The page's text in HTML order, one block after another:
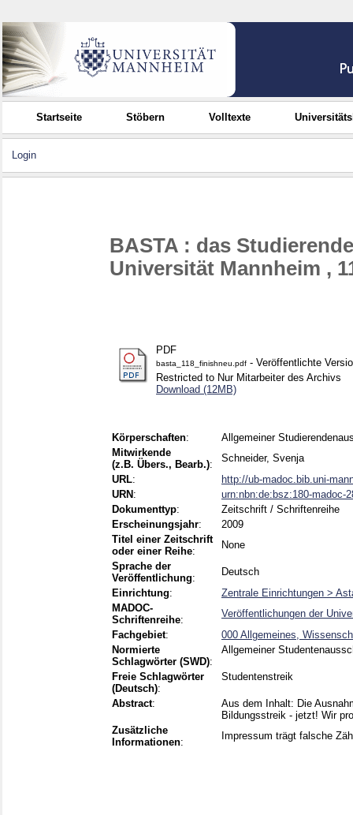
Startseite Stöbern Volltexte
Login
BASTA : das
Universität Mannheim ,
PDF
basta_118_finishneu.pdf - Veröffentlichte
Restricted to Nur Mitarbeiter des Archivs
Download (12MB)
Körperschaften:
Allgemeiner
Mitwirkende
(z.B. Übers., Bearb.):
Schneider, Svenja
URL:
http://ub-madoc.bib.uni-
URN :
urn:nbn:de:bsz:180-madoc-
Dokumenttyp:
Zeitschrift / Schriftenreihe
Erscheinungsjahr:
2009
Titel einer Zeitschrift
oder einer Reihe:
None
Sprache der
Veröffentlichung:
Deutsch
Einrichtung:
Zentrale Einrichtungen >
MADOC-
Schriftenreihe:
Veröffentlichungen der
Fachgebiet:
000 Allgemeines,
Normierte
Schlagwörter (SWD):
Allgemeiner
Freie Schlagwörter
(Deutsch):
Studentenstreik
Abstract:
Aus dem Inhalt: Die
Bildungsstreik - jetzt! Wir
Zusätzliche
Informationen:
Impressum trägt falsche